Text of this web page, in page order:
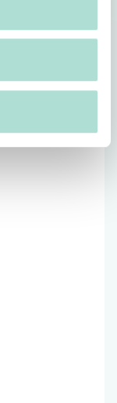
link)
uitgaande link)